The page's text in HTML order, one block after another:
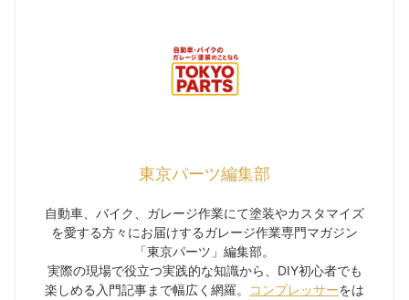
東京パーツ編集部
自動車、バイク、ガレージ作業にて塗装やカスタマイズ
を愛する方々にお届けするガレージ作業専門マガジン
「東京パーツ」編集部。
実際の現場で役立つ実践的な知識から、DIY初心者でも
楽しめる入門記事まで幅広く網羅。
コンプレッサーをは